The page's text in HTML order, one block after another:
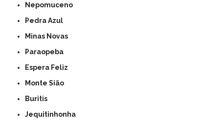
Nepomuceno
Pedra Azul
Minas Novas
Paraopeba
Espera Feliz
Monte Sião
Buritis
Jequitinhonha